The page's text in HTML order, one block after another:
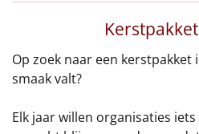
€75 tot €100
Op zoek naar een kerstpakket
smaak valt?
Elk jaar willen organisaties